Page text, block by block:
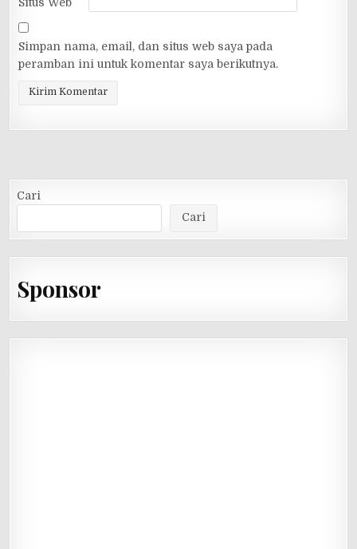
Situs Web
Simpan nama, email, dan situs web saya pada
peramban ini untuk komentar saya berikutnya.
Cari
Cari
Sponsor